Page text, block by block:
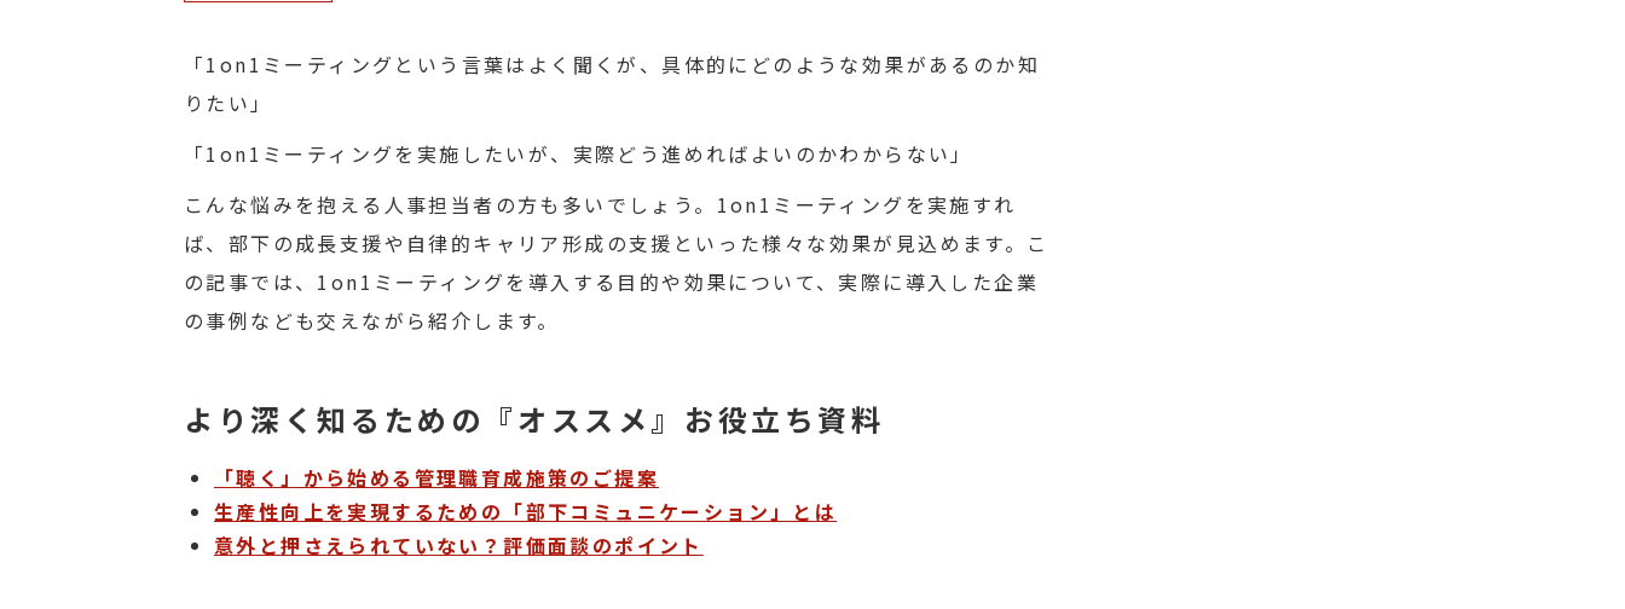
「1on1ミーティングという言葉はよく聞くが、具体的にどのような効果があるのか知
りたい」
「1on1ミーティングを実施したいが、実際どう進めればよいのかわからない」
こんな悩みを抱える人事担当者の方も多いでしょう。1on1ミーティングを実施すれ
ば、部下の成長支援や自律的キャリア形成の支援といった様々な効果が見込めます。こ
の記事では、1on1ミーティングを導入する目的や効果について、実際に導入した企業
の事例なども交えながら紹介します。
より深く知るための『オススメ』お役立ち資料
「聴く」から始める管理職育成施策のご提案
生産性向上を実現するための「部下コミュニケーション」とは
意外と押さえられていない？評価面談のポイント